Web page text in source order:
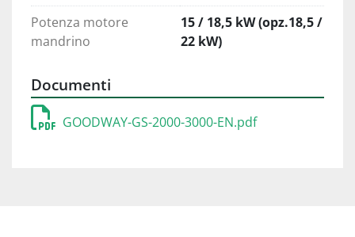
Potenza motore
mandrino
15 / 18,5 kW (opz.18,5 /
22 kW)
Documenti
GOODWAY-GS-2000-3000-EN.pdf